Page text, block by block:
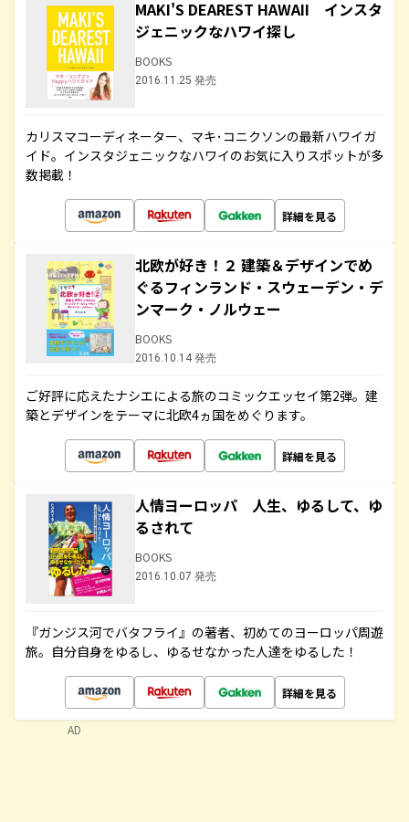
MAKI'S DEAREST HAWAII インスタ
ジェニックなハワイ探し
BOOKS
2016.11.25 発売
カリスマコーディネーター、マキ･コニクソンの最新ハワイガ
イド。インスタジェニックなハワイのお気に入りスポットが多
数掲載！
詳細を見る
北欧が好き！２ 建築＆デザインでめ
ぐるフィンランド・スウェーデン・デ
ンマーク・ノルウェー
BOOKS
2016.10.14 発売
ご好評に応えたナシエによる旅のコミックエッセイ第2弾。建
築とデザインをテーマに北欧4ヵ国をめぐります。
詳細を見る
人情ヨーロッパ 人生、ゆるして、ゆ
るされて
BOOKS
2016.10.07 発売
『ガンジス河でバタフライ』の著者、初めてのヨーロッパ周遊
旅。自分自身をゆるし、ゆるせなかった人達をゆるした！
詳細を見る
AD